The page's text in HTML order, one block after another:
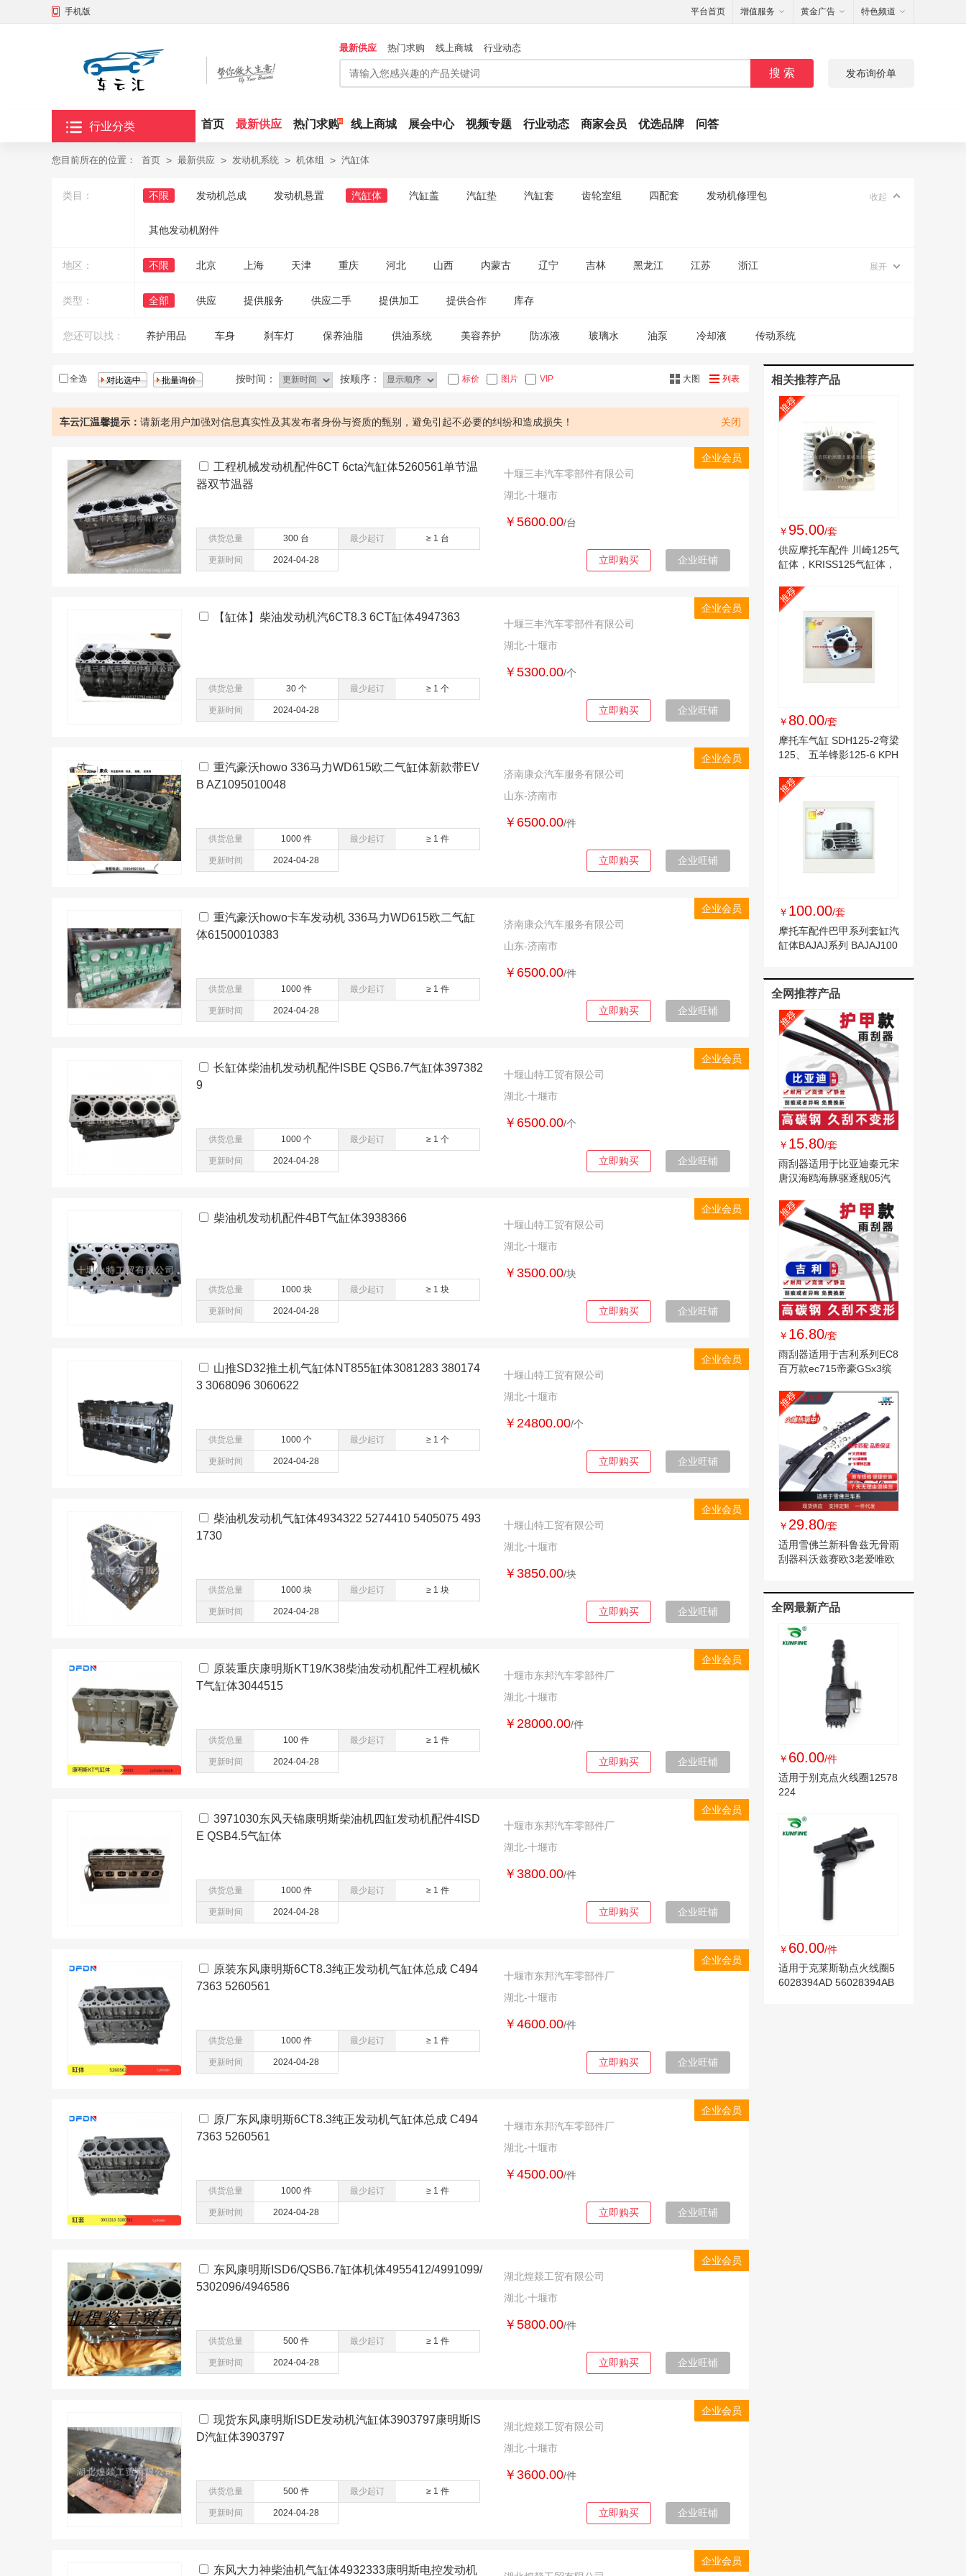
手机版 平台首页 增值服务 黄金广告 特色频道
最新供应 热门求购 线上商城 行业动态
搜 索 发布询价单
行业分类 首页 最新供应 热门求购 线上商城 展会中心 视频专题 行业动态 商家会员 优选品牌 问答
您目前所在的位置： 首页 > 最新供应 > 发动机系统 > 机体组 > 汽缸体
类目： 不限 发动机总成 发动机悬置 汽缸体 汽缸盖 汽缸垫 汽缸套 齿轮室组 四配套 发动机修理包
其他发动机附件
收起
地区： 不限 北京 上海 天津 重庆 河北 山西 内蒙古 辽宁 吉林 黑龙江 江苏 浙江 展开
类型： 全部 供应 提供服务 供应二手 提供加工 提供合作 库存
您还可以找： 养护用品 车身 刹车灯 保养油脂 供油系统 美容养护 防冻液 玻璃水 油泵 冷却液 传动系统
全选 按时间： 按顺序： 标价 图片 VIP 大图 列表
车云汇温馨提示： 请新老用户加强对信息真实性及其发布者身份与资质的甄别，避免引起不必要的纠纷和造成损失！ 关闭
￥5600.00/台
工程机械发动机配件6CT 6cta汽缸体5260561单节温
器双节温器
十堰三丰汽车零部件有限公司
湖北-十堰市
企业会员
立即购买 企业旺铺
供货总量 300 台 最少起订 ≥ 1 台
更新时间 2024-04-28
￥5300.00/个
【缸体】柴油发动机汽6CT8.3 6CT缸体4947363
十堰三丰汽车零部件有限公司
湖北-十堰市
企业会员
立即购买 企业旺铺
供货总量 30 个 最少起订 ≥ 1 个
更新时间 2024-04-28
￥6500.00/件
重汽豪沃howo 336马力WD615欧二气缸体新款带EV
B AZ1095010048
济南康众汽车服务有限公司
山东-济南市
企业会员
立即购买 企业旺铺
供货总量 1000 件 最少起订 ≥ 1 件
更新时间 2024-04-28
￥6500.00/件
重汽豪沃howo卡车发动机 336马力WD615欧二气缸
体61500010383
济南康众汽车服务有限公司
山东-济南市
企业会员
立即购买 企业旺铺
供货总量 1000 件 最少起订 ≥ 1 件
更新时间 2024-04-28
￥6500.00/个
长缸体柴油机发动机配件ISBE QSB6.7气缸体397382
9
十堰山特工贸有限公司
湖北-十堰市
企业会员
立即购买 企业旺铺
供货总量 1000 个 最少起订 ≥ 1 个
更新时间 2024-04-28
￥3500.00/块
柴油机发动机配件4BT气缸体3938366
十堰山特工贸有限公司
湖北-十堰市
企业会员
立即购买 企业旺铺
供货总量 1000 块 最少起订 ≥ 1 块
更新时间 2024-04-28
￥24800.00/个
山推SD32推土机气缸体NT855缸体3081283 380174
3 3068096 3060622
十堰山特工贸有限公司
湖北-十堰市
企业会员
立即购买 企业旺铺
供货总量 1000 个 最少起订 ≥ 1 个
更新时间 2024-04-28
￥3850.00/块
柴油机发动机气缸体4934322 5274410 5405075 493
1730
十堰山特工贸有限公司
湖北-十堰市
企业会员
立即购买 企业旺铺
供货总量 1000 块 最少起订 ≥ 1 块
更新时间 2024-04-28
￥28000.00/件
原装重庆康明斯KT19/K38柴油发动机配件工程机械K
T气缸体3044515
十堰市东邦汽车零部件厂
湖北-十堰市
企业会员
立即购买 企业旺铺
供货总量 100 件 最少起订 ≥ 1 件
更新时间 2024-04-28
￥3800.00/件
3971030东风天锦康明斯柴油机四缸发动机配件4ISD
E QSB4.5气缸体
十堰市东邦汽车零部件厂
湖北-十堰市
企业会员
立即购买 企业旺铺
供货总量 1000 件 最少起订 ≥ 1 件
更新时间 2024-04-28
￥4600.00/件
原装东风康明斯6CT8.3纯正发动机气缸体总成 C494
7363 5260561
十堰市东邦汽车零部件厂
湖北-十堰市
企业会员
立即购买 企业旺铺
供货总量 1000 件 最少起订 ≥ 1 件
更新时间 2024-04-28
￥4500.00/件
原厂东风康明斯6CT8.3纯正发动机气缸体总成 C494
7363 5260561
十堰市东邦汽车零部件厂
湖北-十堰市
企业会员
立即购买 企业旺铺
供货总量 1000 件 最少起订 ≥ 1 件
更新时间 2024-04-28
￥5800.00/件
东风康明斯ISD6/QSB6.7缸体机体4955412/4991099/
5302096/4946586
湖北煌燚工贸有限公司
湖北-十堰市
企业会员
立即购买 企业旺铺
供货总量 500 件 最少起订 ≥ 1 件
更新时间 2024-04-28
￥3600.00/件
现货东风康明斯ISDE发动机汽缸体3903797康明斯IS
D汽缸体3903797
湖北煌燚工贸有限公司
湖北-十堰市
企业会员
立即购买 企业旺铺
供货总量 500 件 最少起订 ≥ 1 件
更新时间 2024-04-28
东风大力神柴油机气缸体4932333康明斯电控发动机
企业会员
相关推荐产品
￥ 95.00/套
供应摩托车配件 川崎125气
缸体，KRISS125气缸体，
￥ 80.00/套
摩托车气缸 SDH125-2弯梁
125、 五羊锋影125-6 KPH
￥ 100.00/套
摩托车配件巴甲系列套缸汽
缸体BAJAJ系列 BAJAJ100
全网推荐产品
￥ 15.80/套
雨刮器适用于比亚迪秦元宋
唐汉海鸥海豚驱逐舰05汽
￥ 16.80/套
雨刮器适用于吉利系列EC8
百万款ec715帝豪GSx3缤
￥ 29.80/套
适用雪佛兰新科鲁兹无骨雨
刮器科沃兹赛欧3老爱唯欧
全网最新产品
￥ 60.00/件
适用于别克点火线圈12578
224
￥ 60.00/件
适用于克莱斯勒点火线圈5
6028394AD 56028394AB